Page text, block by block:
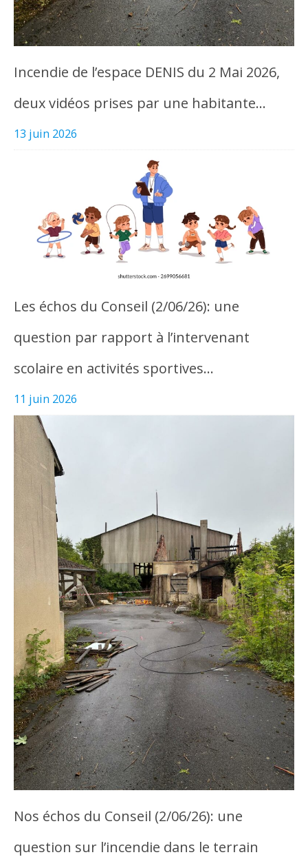
Incendie de l’espace DENIS du 2 Mai 2026,
deux vidéos prises par une habitante…
13 juin 2026
Les échos du Conseil (2/06/26): une
question par rapport à l’intervenant
scolaire en activités sportives…
11 juin 2026
Nos échos du Conseil (2/06/26): une
question sur l’incendie dans le terrain